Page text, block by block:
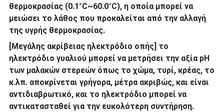
θερμοκρασίας (0.1°C~60.0°C), η οποία μπορεί να
μειώσει το λάθος που προκαλείται από την αλλαγή
της υγρής θερμοκρασίας.
[Μεγάλης ακρίβειας ηλεκτρόδιο οπής] το
ηλεκτρόδιο γυαλιού μπορεί να μετρήσει την αξία pH
των μαλακών στερεών όπως το χώμα, τυρί, κρέας, το
κ.λπ. αποκρίνεται γρήγορα, μέτρα ακριβώς, και είναι
αντιδιαβρωτικό, και το ηλεκτρόδιο μπορεί να
αντικατασταθεί για την ευκολότερη συντήρηση.